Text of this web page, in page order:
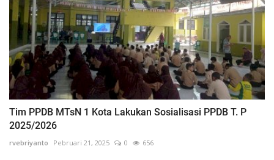
Tim PPDB MTsN 1 Kota Lakukan Sosialisasi PPDB T. P
2025/2026
rvebriyanto Pebruari 21, 2025 0 656